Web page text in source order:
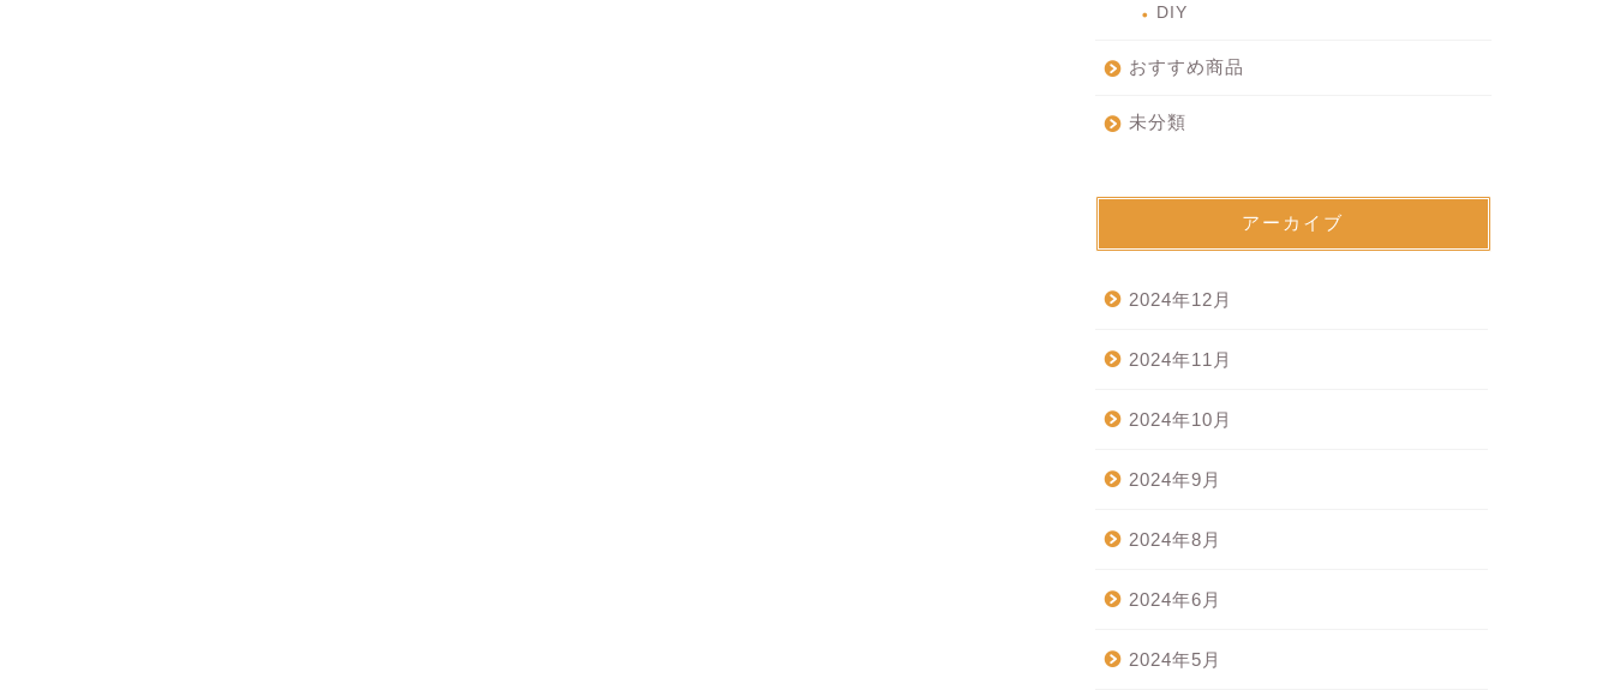
DIY
おすすめ商品
未分類
アーカイブ
2024年12月
2024年11月
2024年10月
2024年9月
2024年8月
2024年6月
2024年5月